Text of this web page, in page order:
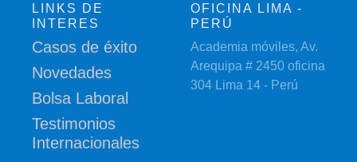
LINKS DE
INTERES
Casos de éxito
Novedades
Bolsa Laboral
Testimonios
Internacionales
OFICINA LIMA -
PERÚ
Academia móviles, Av.
Arequipa # 2450 oficina
304 Lima 14 - Perú